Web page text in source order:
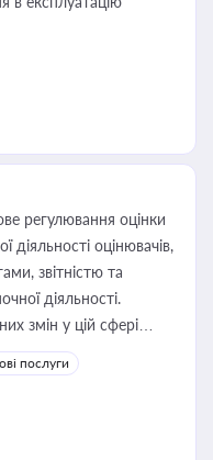
регулювання оцінки
діяльності оцінювачів,
звітністю та
діяльності.
змін у цій сфері
юриста або
оренди
і перевірки
послуги